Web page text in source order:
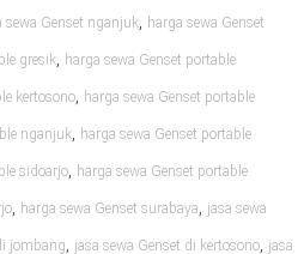
sewa Genset nganjuk, harga sewa Genset
gresik, harga sewa Genset portable
kertosono, harga sewa Genset portable
nganjuk, harga sewa Genset portable
sidoarjo, harga sewa Genset portable
, harga sewa Genset surabaya, jasa sewa
jombang, jasa sewa Genset di kertosono, jasa